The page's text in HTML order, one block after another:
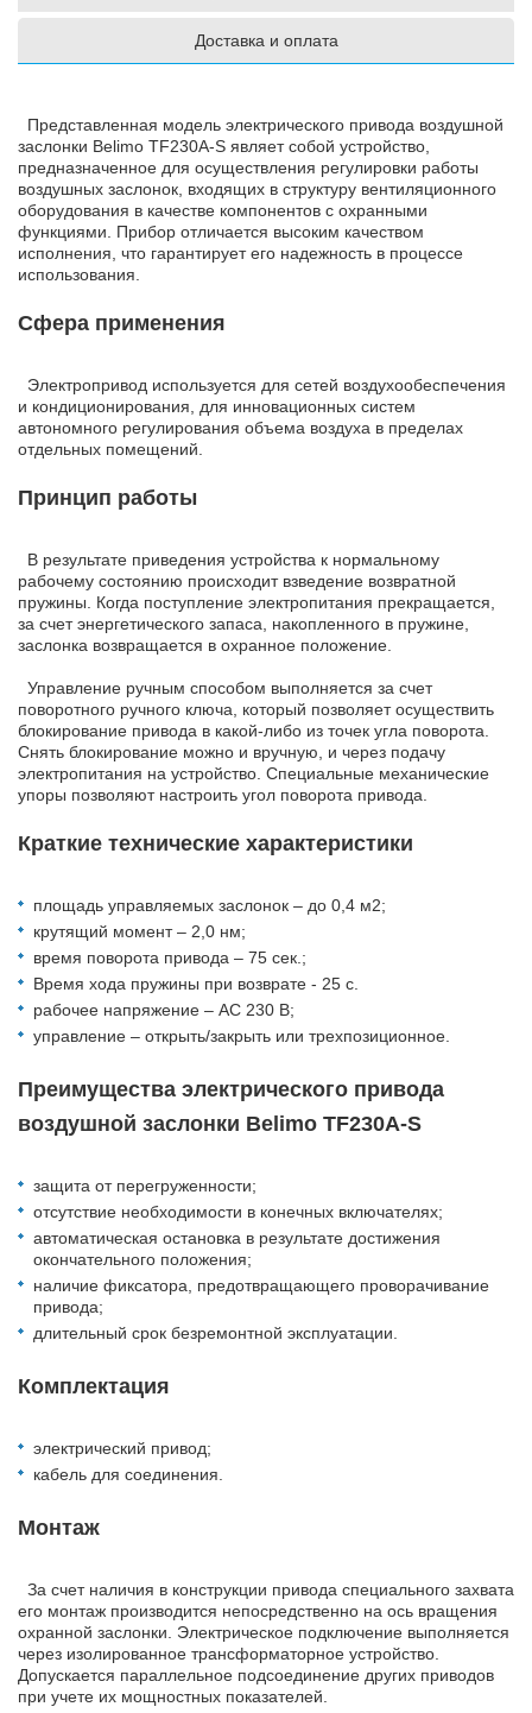
Доставка и оплата
Представленная модель электрического привода воздушной
заслонки Belimo TF230A-S являет собой устройство,
предназначенное для осуществления регулировки работы
воздушных заслонок, входящих в структуру вентиляционного
оборудования в качестве компонентов с охранными
функциями. Прибор отличается высоким качеством
исполнения, что гарантирует его надежность в процессе
использования.
Сфера применения
Электропривод используется для сетей воздухообеспечения
и кондиционирования, для инновационных систем
автономного регулирования объема воздуха в пределах
отдельных помещений.
Принцип работы
В результате приведения устройства к нормальному
рабочему состоянию происходит взведение возвратной
пружины. Когда поступление электропитания прекращается,
за счет энергетического запаса, накопленного в пружине,
заслонка возвращается в охранное положение.
Управление ручным способом выполняется за счет
поворотного ручного ключа, который позволяет осуществить
блокирование привода в какой-либо из точек угла поворота.
Снять блокирование можно и вручную, и через подачу
электропитания на устройство. Специальные механические
упоры позволяют настроить угол поворота привода.
Краткие технические характеристики
площадь управляемых заслонок – до 0,4 м2;
крутящий момент – 2,0 нм;
время поворота привода – 75 сек.;
Время хода пружины при возврате - 25 с.
рабочее напряжение – АС 230 В;
управление – открыть/закрыть или трехпозиционное.
Преимущества электрического привода
воздушной заслонки Belimo TF230A-S
защита от перегруженности;
отсутствие необходимости в конечных включателях;
автоматическая остановка в результате достижения
окончательного положения;
наличие фиксатора, предотвращающего проворачивание
привода;
длительный срок безремонтной эксплуатации.
Комплектация
электрический привод;
кабель для соединения.
Монтаж
За счет наличия в конструкции привода специального захвата
его монтаж производится непосредственно на ось вращения
охранной заслонки. Электрическое подключение выполняется
через изолированное трансформаторное устройство.
Допускается параллельное подсоединение других приводов
при учете их мощностных показателей.